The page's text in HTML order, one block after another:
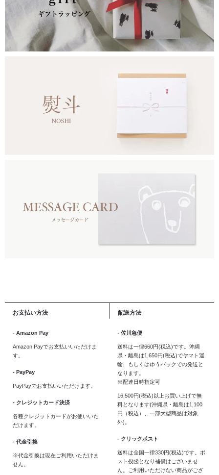
お支払い方法
- Amazon Pay
Amazon Payでお支払いいただけま
す。
- PayPay
PayPayでお支払いいただけます。
- クレジットカード決済
各種クレジットカードがお使いいた
だけます。
- 代金引換
※代金引換は現在ご利用いただけま
せん。
配送方法
- 佐川急便
送料は一律660円(税込)です。沖縄
県・離島は1,650円(税込)でヤマト運
輸、もしくはゆうパックでの発送と
なります。
※配達日時指定可
16,500円(税込)以上お買い上げで無
料となります(沖縄県・離島は1,100
円（税込）、一部大型商品は対象
外)。
- クリックポスト
送料は全国一律330円(税込)です。ポ
スト投函となり補償はございませ
ん。ご利用いただけない商品がござ